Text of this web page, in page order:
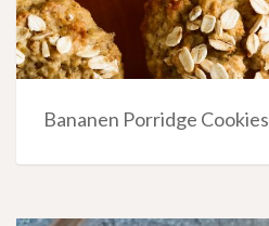
Bananen Porridge Cookies